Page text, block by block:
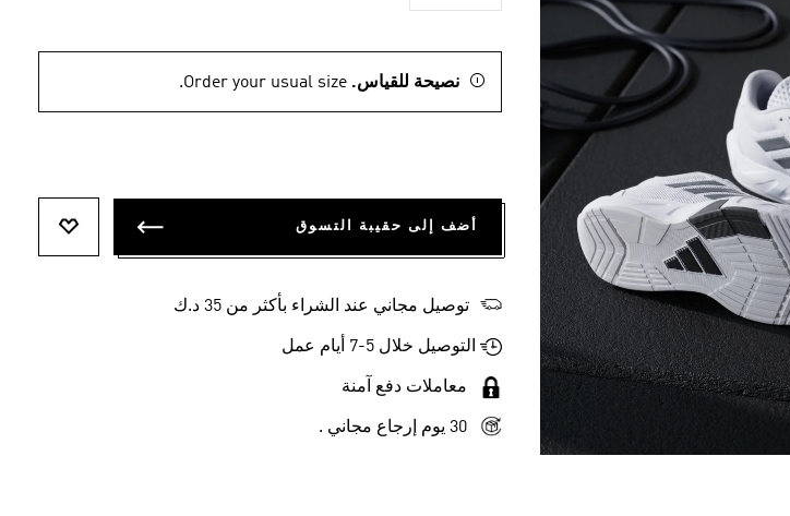
نصيحة للقياس.Order your usual size.
أضف إلى حقيبة التسوق
توصيل مجاني عند الشراء بأكثر من 35 د.ك
التوصيل خلال 5-7 أيام عمل
معاملات دفع آمنة
30 يوم إرجاع مجاني .